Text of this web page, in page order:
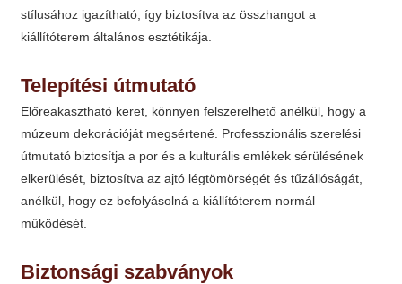
stílusához igazítható, így biztosítva az összhangot a
kiállítóterem általános esztétikája.
Telepítési útmutató
Előreakasztható keret, könnyen felszerelhető anélkül, hogy a
múzeum dekorációját megsértené. Professzionális szerelési
útmutató biztosítja a por és a kulturális emlékek sérülésének
elkerülését, biztosítva az ajtó légtömörségét és tűzállóságát,
anélkül, hogy ez befolyásolná a kiállítóterem normál
működését.
Biztonsági szabványok